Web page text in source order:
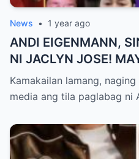
News • 1 year ago
ANDI EIGENMANN,
NI JACLYN JOSE!
NADISKUBRE KAY
Kamakailan lamang,
media ang tila paglabag ni